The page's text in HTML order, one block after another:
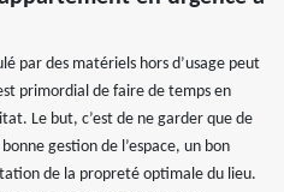
par des matériels hors d’usage peut
primordial de faire de temps en
Le but, c’est de ne garder que de
gestion de l’espace, un bon
de la propreté optimale du lieu.